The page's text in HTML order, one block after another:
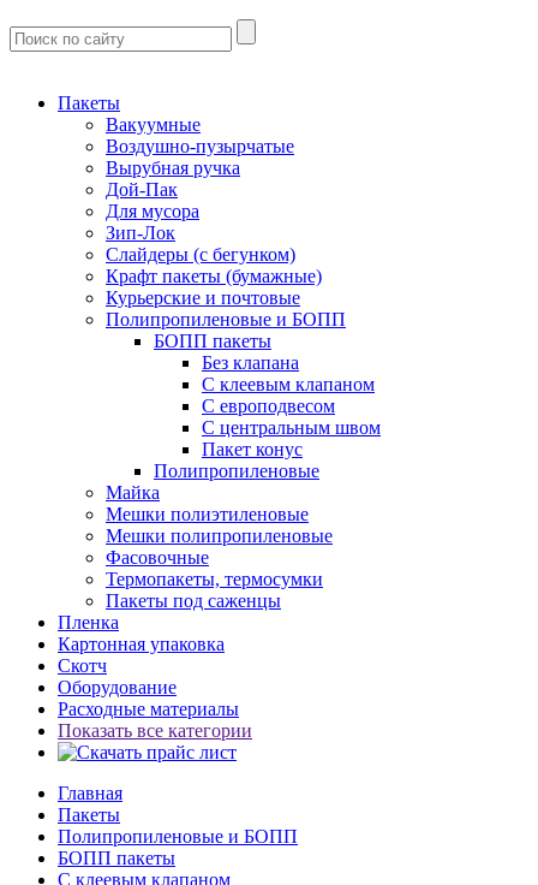
Пакеты
Вакуумные
Воздушно-пузырчатые
Вырубная ручка
Дой-Пак
Для мусора
Зип-Лок
Слайдеры (с бегунком)
Крафт пакеты (бумажные)
Курьерские и почтовые
Полипропиленовые и БОПП
БОПП пакеты
Без клапана
С клеевым клапаном
С европодвесом
С центральным швом
Пакет конус
Полипропиленовые
Майка
Мешки полиэтиленовые
Мешки полипропиленовые
Фасовочные
Термопакеты, термосумки
Пакеты под саженцы
Пленка
Картонная упаковка
Скотч
Оборудование
Расходные материалы
Показать все категории
Главная
Пакеты
Полипропиленовые и БОПП
БОПП пакеты
С клеевым клапаном